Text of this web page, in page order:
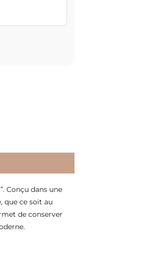
Conçu dans une
que ce soit au
de conserver